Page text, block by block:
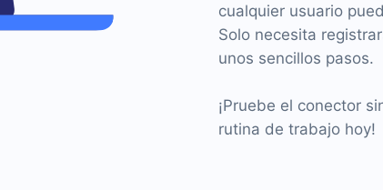
cualquier usuario
Solo necesita
unos sencillos pasos.
¡Pruebe el conector
rutina de trabajo hoy!